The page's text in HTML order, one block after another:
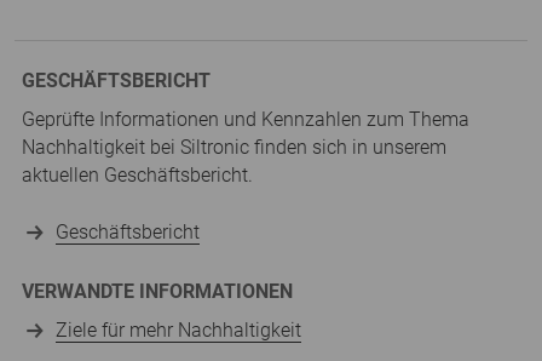
GESCHÄFTSBERICHT
Geprüfte Informationen und Kennzahlen zum Thema
Nachhaltigkeit bei Siltronic finden sich in unserem
aktuellen Geschäftsbericht.
Geschäftsbericht
VERWANDTE INFORMATIONEN
Ziele für mehr Nachhaltigkeit